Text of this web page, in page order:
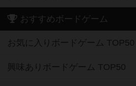
おすすめボードゲーム
お気に入りボードゲーム TOP50
興味ありボードゲーム TOP50